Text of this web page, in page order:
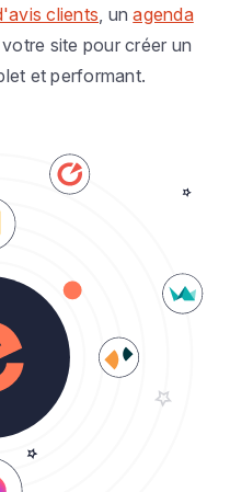
clients, unagenda
site pour créer un
et performant.